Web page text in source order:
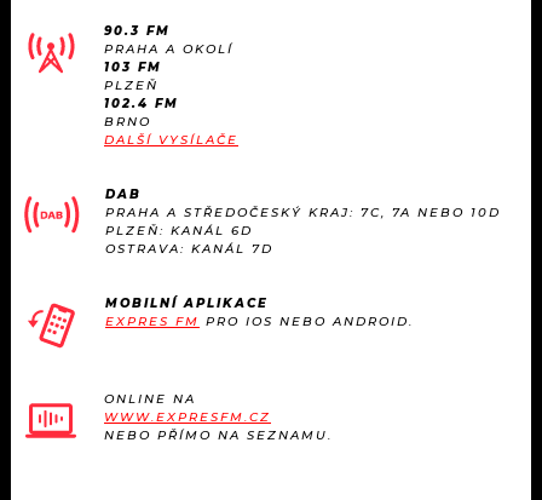
90.3 FM
PRAHA A OKOLÍ
103 FM
PLZEŇ
102.4 FM
BRNO
DALŠÍ VYSÍLAČE
DAB
PRAHA A STŘEDOČESKÝ KRAJ: 7C, 7A NEBO 10D
PLZEŇ: KANÁL 6D
OSTRAVA: KANÁL 7D
MOBILNÍ APLIKACE
EXPRES FM PRO IOS NEBO ANDROID.
ONLINE NA
WWW.EXPRESFM.CZ
NEBO PŘÍMO NA SEZNAMU.